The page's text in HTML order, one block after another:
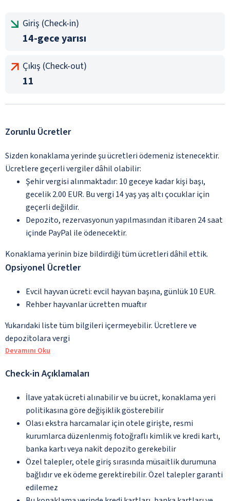
Giriş (Check-in)
14-gece yarısı
Çıkış (Check-out)
11
Zorunlu Ücretler
Sizden konaklama yerinde şu ücretleri ödemeniz istenecektir.
Ücretlere geçerli vergiler dâhil olabilir:
Şehir vergisi alınmaktadır: 10 geceye kadar kişi başı,
gecelik 2.00 EUR. Bu vergi 14 yaş yaş altı çocuklar için
geçerli değildir.
Depozito, rezervasyonun yapılmasından itibaren 24 saat
içinde PayPal ile ödenecektir.
Konaklama yerinin bize bildirdiği tüm ücretleri dâhil ettik.
Opsiyonel Ücretler
Evcil hayvan ücreti: evcil hayvan başına, günlük 10 EUR.
Rehber hayvanlar ücretten muaftır
Yukarıdaki liste tüm bilgileri içermeyebilir. Ücretlere ve
depozitolara vergi
Devamını Oku
Check-in Açıklamaları
İlave yatak ücreti alınabilir ve bu ücret, konaklama yeri
politikasına göre değişiklik gösterebilir
Olası ekstra harcamalar için otele girişte, resmi
kurumlarca düzenlenmiş fotoğraflı kimlik ve kredi kartı,
banka kartı veya nakit depozito gerekebilir
Özel talepler, otele giriş sırasında müsaitlik durumuna
bağlıdır ve ek ödeme gerektirebilir. Özel talepler garanti
edilemez